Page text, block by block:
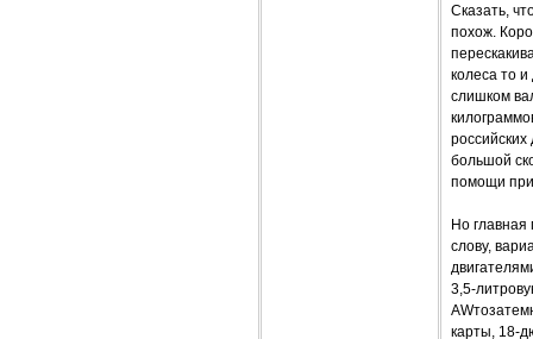
Сказать,
похож.
колеса то
слишком
большой
помощи при
Но главная
слову,
3,5-
карты, 18-